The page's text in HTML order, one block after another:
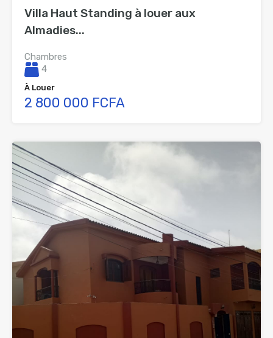
Villa Haut Standing à louer aux
Almadies...
Chambres
4
À Louer
2 800 000 FCFA